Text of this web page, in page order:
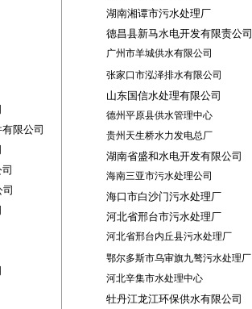
限公司
湖南湘谭市污水处理厂
德昌县新马水电开发有限责公司
广州市羊城供水有限公司
张家口市泓泽排水有限公司
山东国信水处理有限公司
德州平原县供水管理中心
贵州天生桥水力发电总厂
湖南省盛和水电开发有限公司
海南三亚市污水处理公司
海口市白沙门污水处理厂
河北省邢台市污水处理厂
河北省邢台内丘县污水处理厂
鄂尔多斯市乌审旗九骜污水处理厂
河北辛集市水处理中心
牡丹江龙江环保供水有限公司